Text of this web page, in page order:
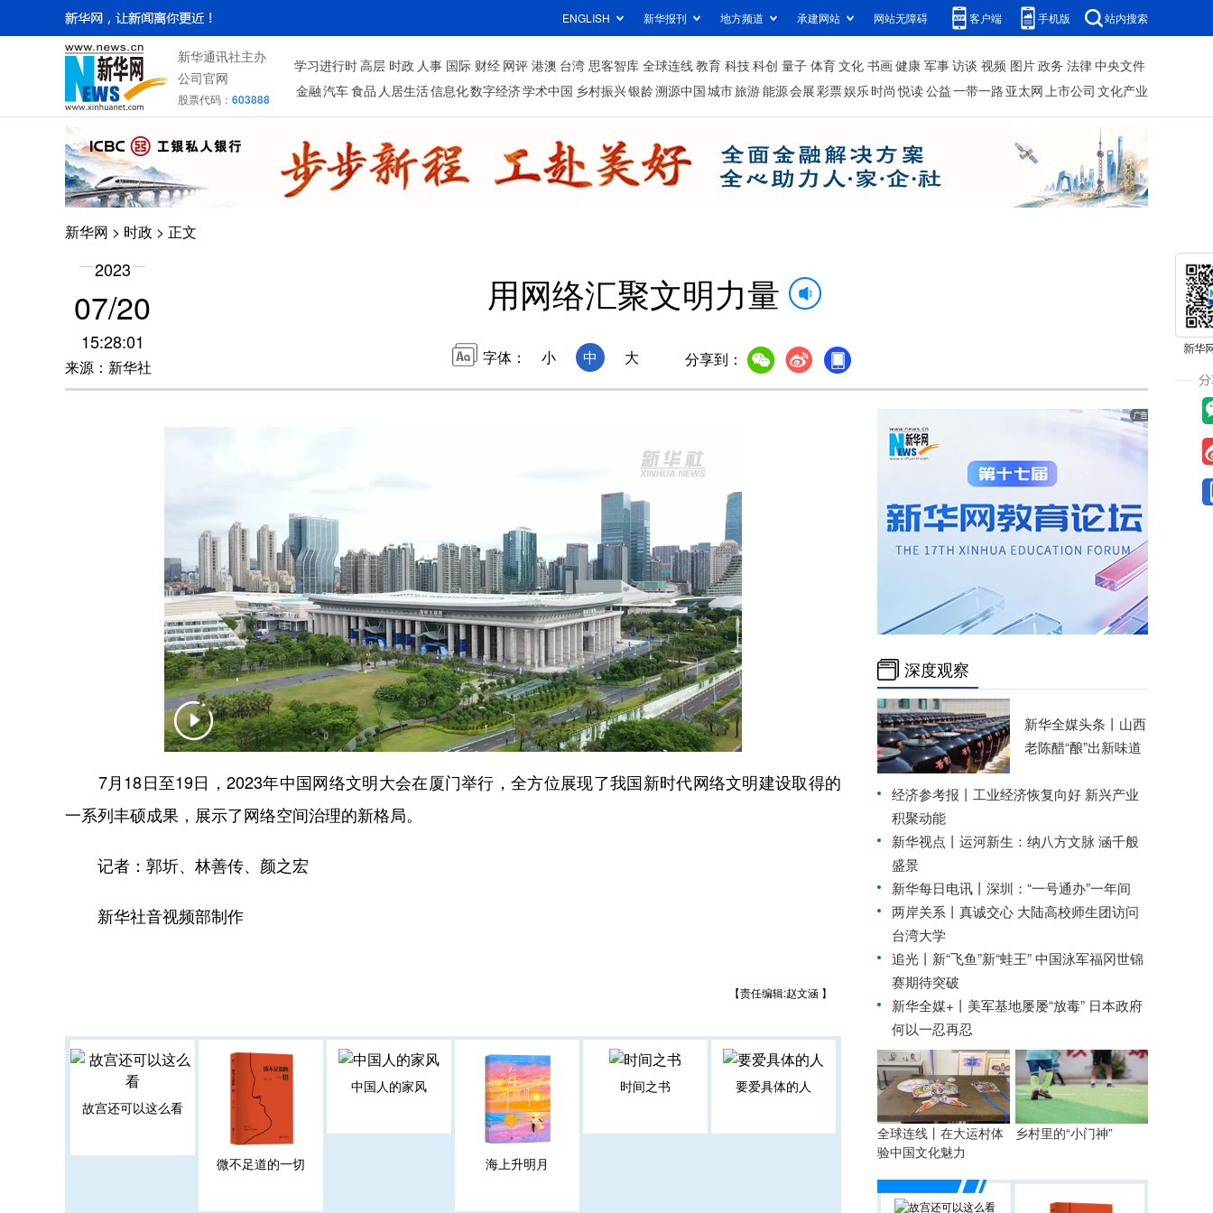
ENGLISH 新华报刊 地方频道 承建网站 网站无障碍 客户端 手机版 站内搜索
新华通讯社主办
公司官网
股票代码： 603888
学习进行时高层 时政 人事 国际 财经 网评 港澳 台湾 思客智库 全球连线教育 科技科创 量子 体育文化 书画健康 军事访谈 视频 图片政务 法律中央文件
金融汽车食品 人居生活信息化数字经济学术中国 乡村振兴银龄溯源中国城市旅游能源会展彩票娱乐时尚 悦读公益一带一路 亚太网上市公司 文化产业
新华网 > 时政 > 正文
2023
07/20
15:28:01
来源：新华社
用网络汇聚文明力量
字体： 小 中 大 分享到：
7月18日至19日，2023年中国网络文明大会在厦门举行，全方位展现了我国新时代网络文明建设取得的
一系列丰硕成果，展示了网络空间治理的新格局。
记者：郭圻、林善传、颜之宏
新华社音视频部制作
【责任编辑:赵文涵 】
故宫还可以这么看
微不足道的一切
中国人的家风
海上升明月
时间之书 要爱具体的人
深度观察
新华全媒头条丨 山西
老陈醋“酿”出新味道
经济参考报丨 工业经济恢复向好 新兴产业
积聚动能
新华视点丨 运河新生：纳八方文脉 涵千般
盛景
新华每日电讯丨 深圳：“一号通办”一年间
两岸关系丨 真诚交心 大陆高校师生团访问
台湾大学
追光丨 新“飞鱼”新“蛙王” 中国泳军福冈世锦
赛期待突破
新华全媒+丨 美军基地屡屡“放毒” 日本政府
何以一忍再忍
全球连线丨在大运村体
验中国文化魅力
乡村里的“小门神”